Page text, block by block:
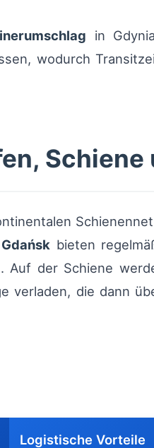
in
wodurch
Schiene
Gdańsk bieten
Auf der Schiene
verladen, die dann
Logistische Vorteile